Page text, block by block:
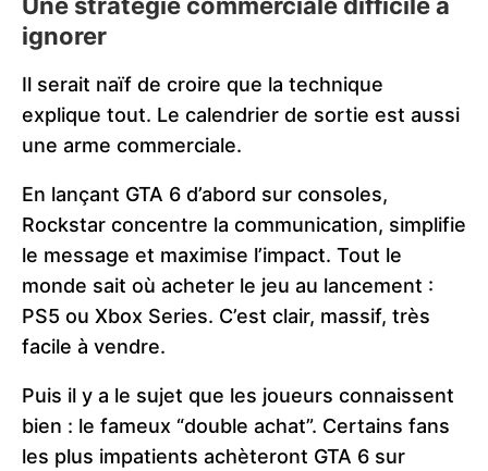
ignorer
Il serait naïf de croire que la technique
explique tout. Le calendrier de sortie est aussi
une arme commerciale.
En lançant GTA 6 d’abord sur consoles,
Rockstar concentre la communication, simplifie
le message et maximise l’impact. Tout le
monde sait où acheter le jeu au lancement :
PS5 ou Xbox Series. C’est clair, massif, très
facile à vendre.
Puis il y a le sujet que les joueurs connaissent
bien : le fameux “double achat”. Certains fans
les plus impatients achèteront GTA 6 sur